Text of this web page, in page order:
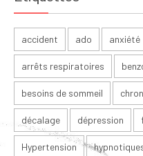
accident ado anxiété
arrêts respiratoires
besoins de sommeil
décalage dépression
Hypertension